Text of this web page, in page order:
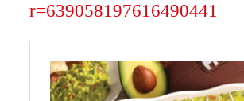
r=639058197616490441